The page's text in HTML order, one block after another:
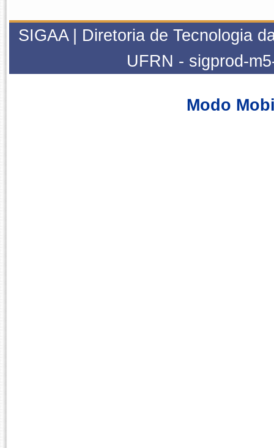
SIGAA | Diretoria de Tecnologia
UFRN - sigprod-
Modo